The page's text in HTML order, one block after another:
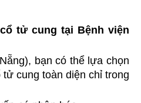
tử cung tại Bệnh viện
bạn có thể lựa chọn
cung toàn diện chỉ trong